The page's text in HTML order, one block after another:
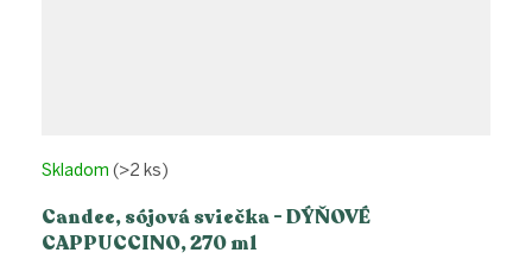
Candee, sójová sviečka - DÝŇOVÉ
CAPPUCCINO, 270 ml
Skladom (>2 ks)